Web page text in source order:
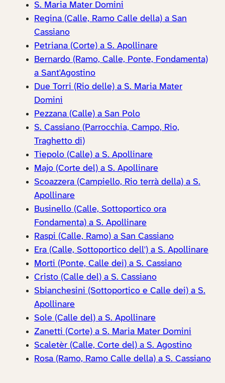
S. Maria Mater Domini
Regina (Calle, Ramo Calle della) a San
Cassiano
Petriana (Corte) a S. Apollinare
Bernardo (Ramo, Calle, Ponte, Fondamenta)
a Sant'Agostino
Due Torri (Rio delle) a S. Maria Mater
Domini
Pezzana (Calle) a San Polo
S. Cassiano (Parrocchia, Campo, Rio,
Traghetto di)
Tiepolo (Calle) a S. Apollinare
Majo (Corte del) a S. Apollinare
Scoazzera (Campiello, Rio terrà della) a S.
Apollinare
Businello (Calle, Sottoportico ora
Fondamenta) a S. Apollinare
Raspi (Calle, Ramo) a San Cassiano
Era (Calle, Sottoportico dell') a S. Apollinare
Morti (Ponte, Calle dei) a S. Cassiano
Cristo (Calle del) a S. Cassiano
Sbianchesini (Sottoportico e Calle dei) a S.
Apollinare
Sole (Calle del) a S. Apollinare
Zanetti (Corte) a S. Maria Mater Domini
Scaletèr (Calle, Corte del) a S. Agostino
Rosa (Ramo, Ramo Calle della) a S. Cassiano